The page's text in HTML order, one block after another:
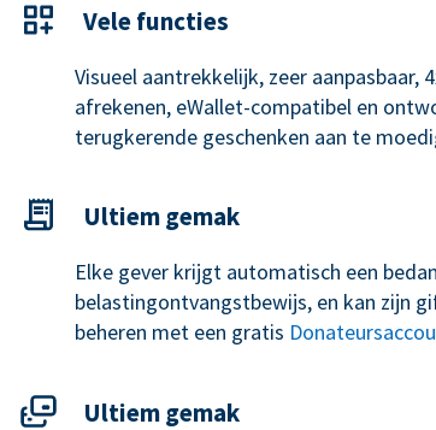
Vele functies
Visueel aantrekkelijk, zeer aanpasbaar,
afrekenen, eWallet-compatibel en
terugkerende geschenken aan te
Ultiem gemak
Elke gever krijgt automatisch een
belastingontvangstbewijs, en kan zijn
beheren met een gratis
Ultiem gemak